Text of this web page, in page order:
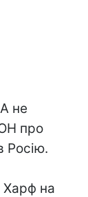
не
про
Росію.
Харф на